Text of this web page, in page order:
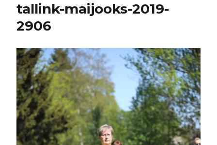
tallink-maijooks-2019-
2906